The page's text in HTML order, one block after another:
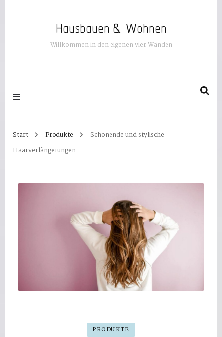
Hausbauen & Wohnen
Willkommen in den eigenen vier Wänden
Start Produkte
Schonende und stylische
Haarverlängerungen
PRODUKTE